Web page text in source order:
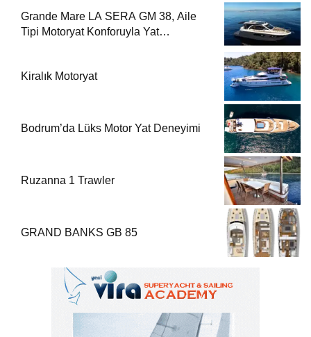
Grande Mare LA SERA GM 38, Aile
Tipi Motoryat Konforuyla Yat
Kiralık Motoryat
Bodrum’da Lüks Motor Yat Deneyimi
Ruzanna 1 Trawler
GRAND BANKS GB 85